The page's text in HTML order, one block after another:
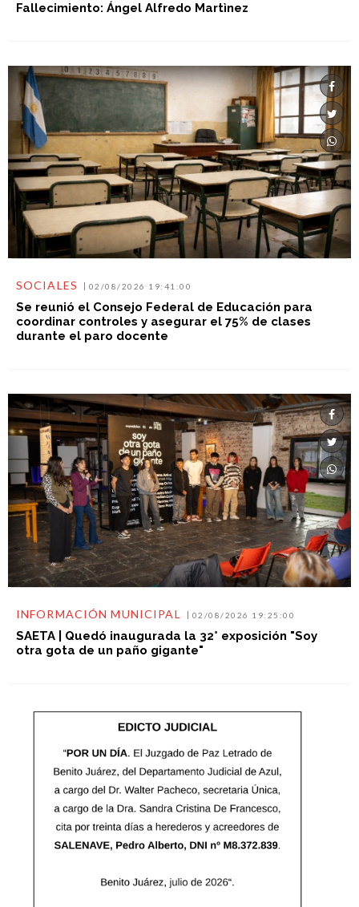
Fallecimiento: Ángel Alfredo Martìnez
SOCIALES 02/08/2026 19:41:00
Se reunió el Consejo Federal de Educación para
coordinar controles y asegurar el 75% de clases
durante el paro docente
INFORMACIÓN MUNICIPAL 02/08/2026 19:25:00
SAETA | Quedó inaugurada la 32° exposición "Soy
otra gota de un paño gigante"